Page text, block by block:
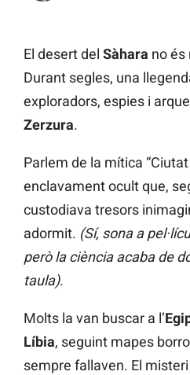
El desert del Sàhara no és
Durant segles, una
exploradors, espies i
Zerzura.
Parlem de la mítica “Ciutat
enclavament ocult que,
custodiava tresors
adormit. (Sí, sona a
però la ciència acaba de
taula).
Molts la van buscar a l’
Líbia, seguint mapes
sempre fallaven. El